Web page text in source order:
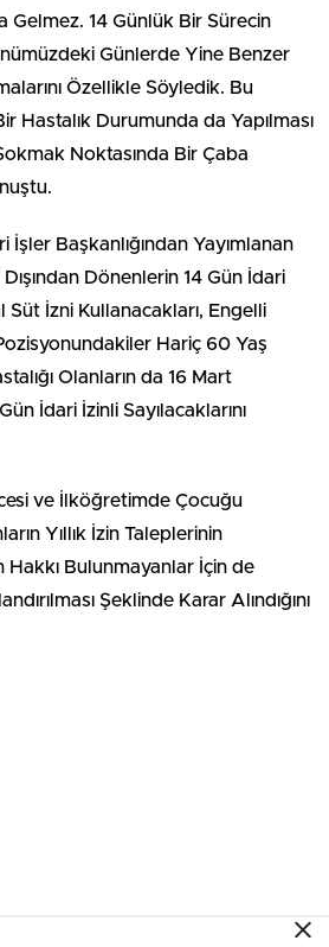
Gelmez. 14 Günlük Bir Sürecin
Günlerde Yine Benzer
Özellikle Söyledik. Bu
Hastalık Durumunda da Yapılması
Noktasında Bir Çaba
İşler Başkanlığından Yayımlanan
Dönenlerin 14 Gün İdari
Süt İzni Kullanacakları, Engelli
Hariç 60 Yaş
Olanların da 16 Mart
İdari İzinli Sayılacaklarını
ve İlköğretimde Çocuğu
Yıllık İzin Taleplerinin
Hakkı Bulunmayanlar İçin de
Şeklinde Karar Alındığını